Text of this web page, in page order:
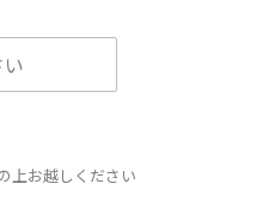
上お越しください